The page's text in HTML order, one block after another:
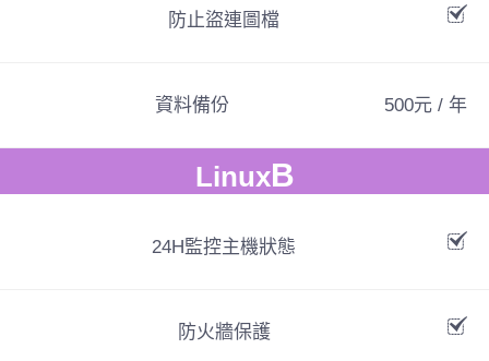
防止盜連圖檔
資料備份 500元 / 年
LinuxB
24H監控主機狀態
防火牆保護